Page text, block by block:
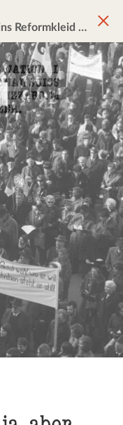
Raus aus dem Korsett, rein ins Reformkleid